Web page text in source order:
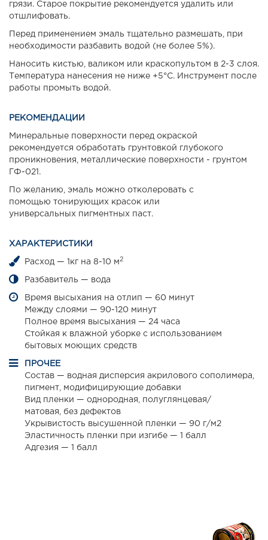
грязи. Старое покрытие рекомендуется удалить или
отшлифовать.
Перед применением эмаль тщательно размешать, при
необходимости разбавить водой (не более 5%).
Наносить кистью, валиком или краскопультом в 2-3 слоя.
Температура нанесения не ниже +5°С. Инструмент после
работы промыть водой.
РЕКОМЕНДАЦИИ
Минеральные поверхности перед окраской
рекомендуется обработать грунтовкой глубокого
проникновения, металлические поверхности - грунтом
ГФ-021.
По желанию, эмаль можно отколеровать с
помощью тонирующих красок или
универсальных пигментных паст.
ХАРАКТЕРИСТИКИ
Расход — 1кг на 8-10 м 2
Разбавитель — вода
Время высыхания на отлип — 60 минут
Между слоями — 90-120 минут
Полное время высыхания — 24 часа
Стойкая к влажной уборке с использованием
бытовых моющих средств
ПРОЧЕЕ
Состав — водная дисперсия акрилового сополимера,
пигмент, модифицирующие добавки
Вид пленки — однородная, полуглянцевая/
матовая, без дефектов
Укрывистость высушенной пленки — 90 г/м2
Эластичность пленки при изгибе — 1 балл
Адгезия — 1 балл